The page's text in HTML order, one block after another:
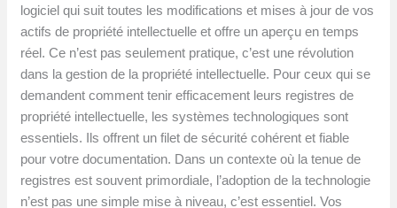
logiciel qui suit toutes les modifications et mises à jour de vos
actifs de propriété intellectuelle et offre un aperçu en temps
réel. Ce n’est pas seulement pratique, c’est une révolution
dans la gestion de la propriété intellectuelle. Pour ceux qui se
demandent comment tenir efficacement leurs registres de
propriété intellectuelle, les systèmes technologiques sont
essentiels. Ils offrent un filet de sécurité cohérent et fiable
pour votre documentation. Dans un contexte où la tenue de
registres est souvent primordiale, l’adoption de la technologie
n’est pas une simple mise à niveau, c’est essentiel. Vos